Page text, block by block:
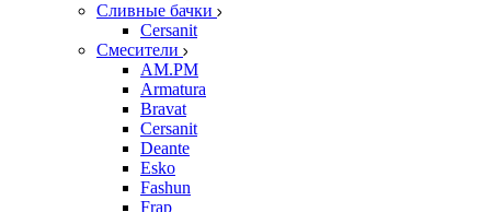
Сливные бачки
Cersanit
Смесители
AM.PM
Armatura
Bravat
Cersanit
Deante
Esko
Fashun
Frap